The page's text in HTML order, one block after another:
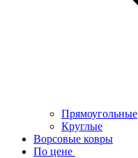
Прямоугольные
Круглые
Ворсовые ковры
По цене